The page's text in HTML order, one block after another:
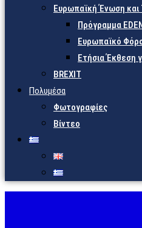
Ευρωπαϊκή Ένωση και
Πρόγραμμα
Ευρωπαϊκό
Ετήσια Έκθεση
BREXIT
Πολυμέσα
Φωτογραφίες
Βίντεο